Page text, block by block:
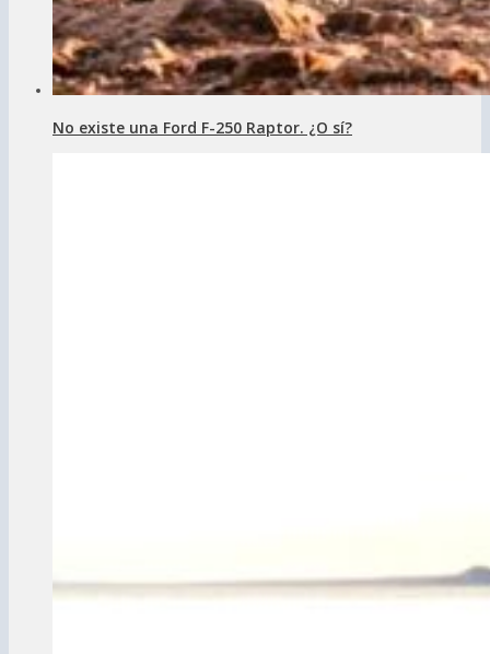
No existe una Ford F-250 Raptor. ¿O sí?